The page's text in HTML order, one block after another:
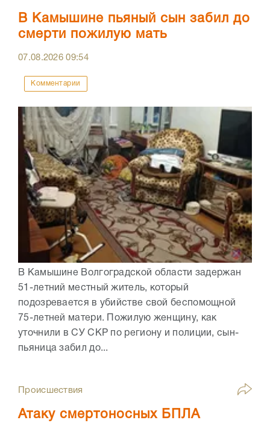
В Камышине пьяный сын забил до
смерти пожилую мать
07.08.202609:54
Комментарии
В Камышине Волгоградской области задержан
51-летний местный житель, который
подозревается в убийстве свой беспомощной
75-летней матери. Пожилую женщину, как
уточнили в СУ СКР по региону и полиции, сын-
пьяница забил до...
Происшествия
Атаку смертоносных БПЛА